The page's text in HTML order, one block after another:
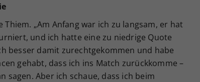
„Am Anfang war ich zu langsam, er hat
und ich hatte eine zu niedrige Quote
besser damit zurechtgekommen und habe
gehabt, dass ich ins Match zurückkomme –
sagen. Aber ich schaue, dass ich beim